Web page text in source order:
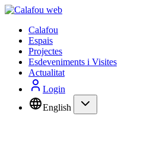
Calafou
Espais
Projectes
Esdeveniments i Visites
Actualitat
Login
English